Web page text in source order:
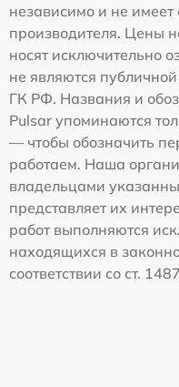
независимо и не
производителя. Цены
носят исключительно
не являются
ГК РФ. Названия и
Pulsar упоминаются
— чтобы обозначить
работаем. Наша
владельцами
представляет их
работ выполняются
находящихся в
соответствии со ст.